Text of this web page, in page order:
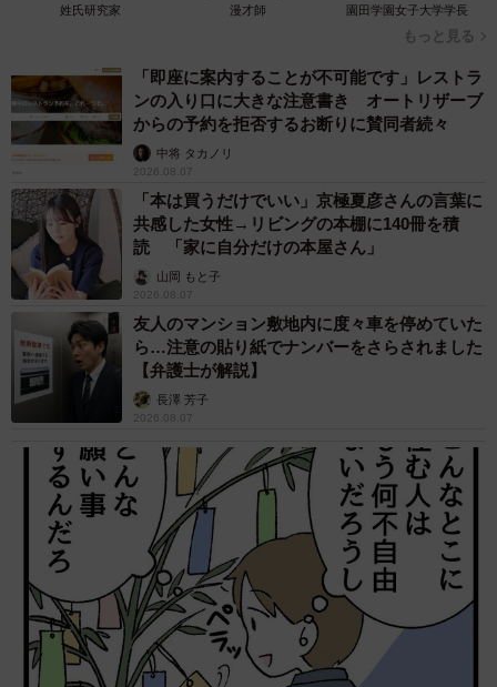
のリプライが寄せられていました。正脇さんも「京都・祇
園の奥深さが良く伝わる文面です」と話す内容です。では
書いたのはだれでしょう。
ひょっとすると、あの貼り紙も北村さんの筆によるもの
かと、すし店に電話しました。やはり北村さんでした。北
村さんは「あれで終わり。（タケノコの大往生で）みなさ
んも納得しはると思います」と話しました。タケノコも多
くの人に親しまれ、親切な人に見送られて幸せな「竹生」
「筍生」だったのかもしれません。
姓氏研究家 漫才師 園田学園女子大学学長
もっと見る
「即座に案内することが不可能です」レストラ
ンの入り口に大きな注意書き オートリザーブ
からの予約を拒否するお断りに賛同者続々
中将 タカノリ
2026.08.07
「本は買うだけでいい」京極夏彦さんの言葉に
共感した女性→リビングの本棚に140冊を積
読 「家に自分だけの本屋さん」
山岡 もと子
2026.08.07
友人のマンション敷地内に度々車を停めていた
ら…注意の貼り紙でナンバーをさらされました
【弁護士が解説】
長澤 芳子
2026.08.07